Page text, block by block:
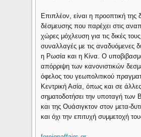
Επιπλέον, είναι η προοπτική της
δέσμευσης που παρέχει στις
χώρες μόχλευση για τις δικές
συναλλαγές με τις αναδυόμενες
η Ρωσία και η Κίνα. Ο
απόρριψη των κανονιστικών
όφελος του γεωπολιτικού
Κεντρική Ασία, όπως και σε
σηματοδοτήσει την υποταγή των
και της Ουάσιγκτον στον μετα-
και όχι την επιτυχή συμμετοχή